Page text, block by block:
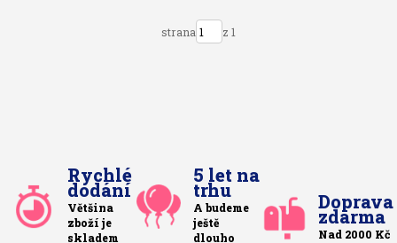
strana z 1
Rychlé
dodání
Většina
zboží je
skladem
5 let na
trhu
A budeme
ještě
dlouho
Doprava
zdarma
Nad 2000 Kč